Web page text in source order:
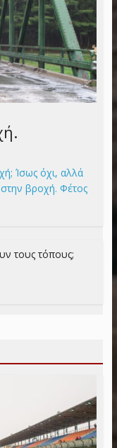
Ίσως όχι, αλλά
βροχή. Φέτος
τους τόπους;